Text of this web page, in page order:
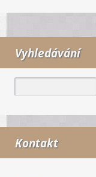
Vyhledávání
Kontakt